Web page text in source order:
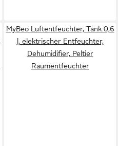
MyBeo Luftentfeuchter, Tank 0,6
l, elektrischer Entfeuchter,
Dehumidifier, Peltier
Raumentfeuchter